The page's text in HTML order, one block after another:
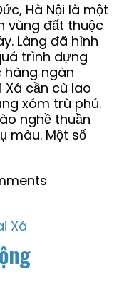
Hà Nội là một
vùng đất thuộc
Làng đã hình
trình dựng
hàng ngàn
Xá cần cù lao
xóm trù phú.
nghề thuần
màu. Một số
Xá